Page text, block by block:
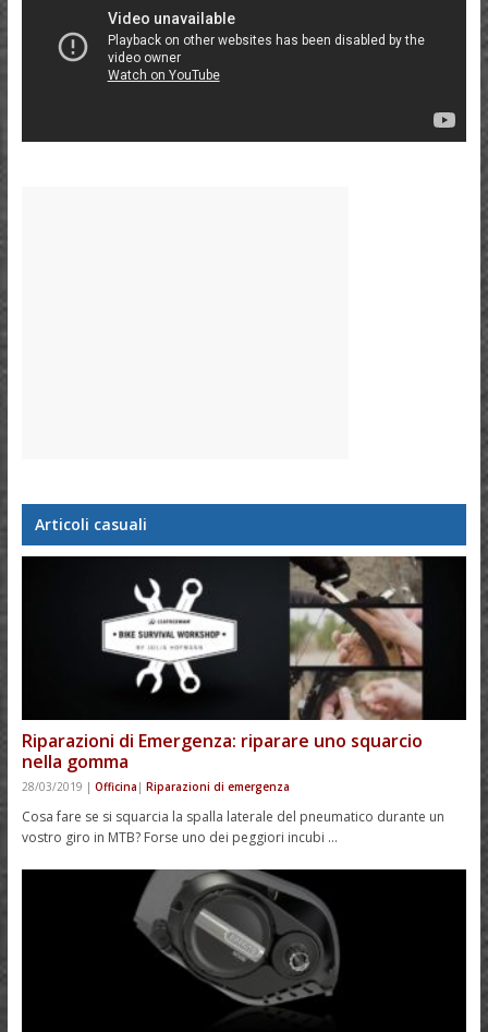
Articoli casuali
Riparazioni di Emergenza: riparare uno squarcio
nella gomma
28/03/2019 | Officina | Riparazioni di emergenza
Cosa fare se si squarcia la spalla laterale del pneumatico durante un
vostro giro in MTB? Forse uno dei peggiori incubi …